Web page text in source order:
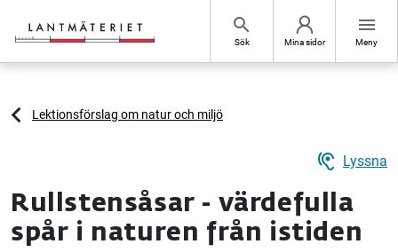
search
Sök Mina sidor
menu
Meny
Lektionsförslag om natur och miljö
hearing Lyssna
Rullstensåsar - värdefulla
spår i naturen från istiden